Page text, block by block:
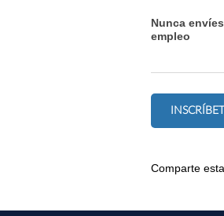
Nunca
empleo
Comparte